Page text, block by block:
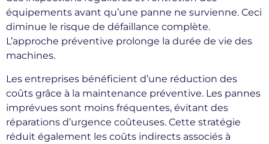
équipements avant qu’une panne ne survienne. Ceci
diminue le risque de défaillance complète.
L’approche préventive prolonge la durée de vie des
machines.
Les entreprises bénéficient d’une réduction des
coûts grâce à la maintenance préventive. Les pannes
imprévues sont moins fréquentes, évitant des
réparations d’urgence coûteuses. Cette stratégie
réduit également les coûts indirects associés à